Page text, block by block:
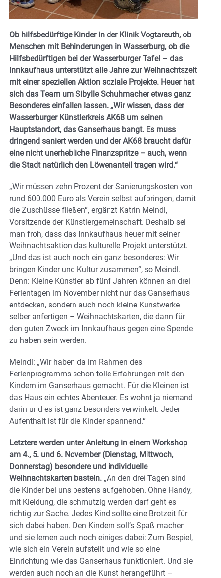
Ob hilfsbedürftige Kinder in der Klinik Vogtareuth, ob
Menschen mit Behinderungen in Wasserburg, ob die
Hilfsbedürftigen bei der Wasserburger Tafel – das
Innkaufhaus unterstützt alle Jahre zur Weihnachtszeit
mit einer speziellen Aktion soziale Projekte. Heuer hat
sich das Team um Sibylle Schuhmacher etwas ganz
Besonderes einfallen lassen. „Wir wissen, dass der
Wasserburger Künstlerkreis AK68 um seinen
Hauptstandort, das Ganserhaus bangt. Es muss
dringend saniert werden und der AK68 braucht dafür
eine nicht unerhebliche Finanzspritze – auch, wenn
die Stadt natürlich den Löwenanteil tragen wird.“
„Wir müssen zehn Prozent der Sanierungskosten von
rund 600.000 Euro als Verein selbst aufbringen, damit
die Zuschüsse fließen“, ergänzt Katrin Meindl,
Vorsitzende der Künstlergemeinschaft. Deshalb sei
man froh, dass das Innkaufhaus heuer mit seiner
Weihnachtsaktion das kulturelle Projekt unterstützt.
„Und das ist auch noch ein ganz besonderes: Wir
bringen Kinder und Kultur zusammen“, so Meindl.
Denn: Kleine Künstler ab fünf Jahren können an drei
Ferientagen im November nicht nur das Ganserhaus
entdecken, sondern auch noch kleine Kunstwerke
selber anfertigen – Weihnachtskarten, die dann für
den guten Zweck im Innkaufhaus gegen eine Spende
zu haben sein werden.
Meindl: „Wir haben da im Rahmen des
Ferienprogramms schon tolle Erfahrungen mit den
Kindern im Ganserhaus gemacht. Für die Kleinen ist
das Haus ein echtes Abenteuer. Es wohnt ja niemand
darin und es ist ganz besonders verwinkelt. Jeder
Aufenthalt ist für die Kinder spannend.“
Letztere werden unter Anleitung in einem Workshop
am 4., 5. und 6. November (Dienstag, Mittwoch,
Donnerstag) besondere und individuelle
Weihnachtskarten basteln. „An den drei Tagen sind
die Kinder bei uns bestens aufgehoben. Ohne Handy,
mit Kleidung, die schmutzig werden darf geht es
richtig zur Sache. Jedes Kind sollte eine Brotzeit für
sich dabei haben. Den Kindern soll’s Spaß machen
und sie lernen auch noch einiges dabei: Zum Bespiel,
wie sich ein Verein aufstellt und wie so eine
Einrichtung wie das Ganserhaus funktioniert. Und sie
werden auch noch an die Kunst herangeführt –